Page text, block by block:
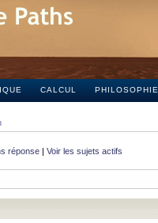
CALCUL PHILOSOPHIE
réponse | Voir les sujets actifs